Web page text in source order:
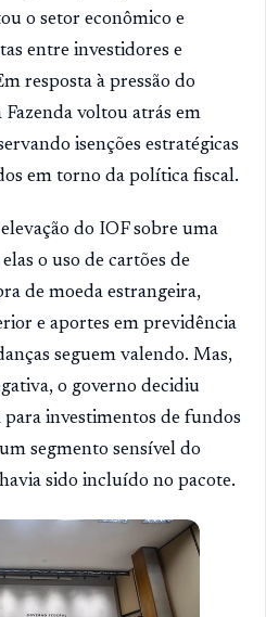
o setor econômico e
entre investidores e
resposta à pressão do
voltou atrás em
isenções estratégicas
em torno da política fiscal.
do IOF sobre uma
o uso de cartões de
de moeda estrangeira,
e aportes em previdência
seguem valendo. Mas,
o governo decidiu
investimentos de fundos
segmento sensível do
sido incluído no pacote.